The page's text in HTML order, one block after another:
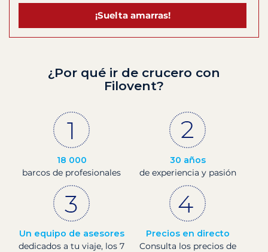
¡Suelta amarras!
¿Por qué ir de crucero con
Filovent?
18 000
barcos de profesionales
30 años
de experiencia y pasión
Un equipo de asesores
dedicados a tu viaje, los 7
Precios en directo
Consulta los precios de